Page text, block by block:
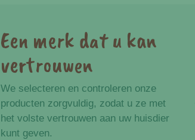
Een merk dat u kan
vertrouwen
We selecteren en controleren onze
producten zorgvuldig, zodat u ze met
het volste vertrouwen aan uw huisdier
kunt geven.